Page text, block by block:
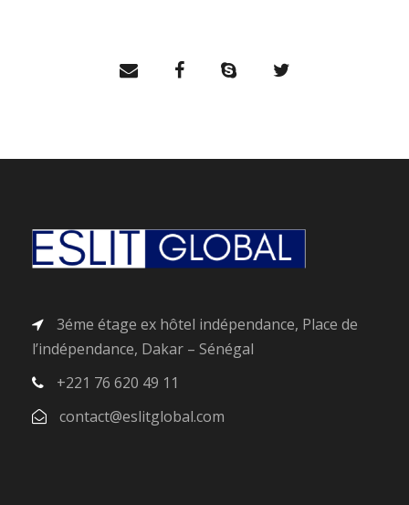
3éme étage ex hôtel indépendance, Place de
l’indépendance, Dakar – Sénégal
+221 76 620 49 11
contact@eslitglobal.com